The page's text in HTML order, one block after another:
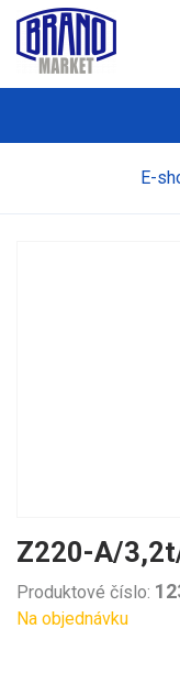
E-
Z220-A/
Produktové číslo:
Na objednávku